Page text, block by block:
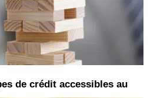
de crédit accessibles au